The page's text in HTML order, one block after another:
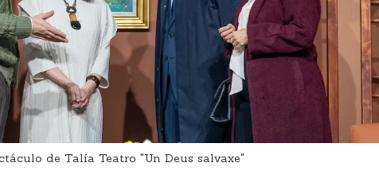
de Talía Teatro "Un Deus salvaxe"